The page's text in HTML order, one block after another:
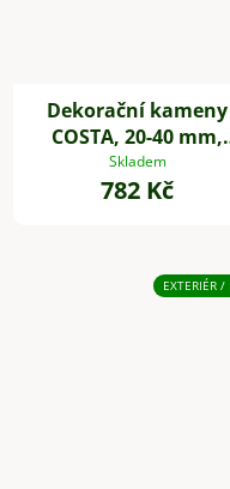
Dekorační kameny
COSTA, 20-40 mm,
plast, černá
Skladem
782 Kč
EXTERIÉR /